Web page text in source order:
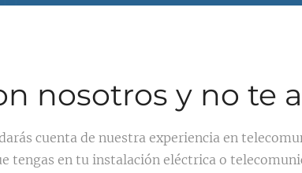
nosotros y no te
cuenta de nuestra experiencia en
tengas en tu instalación eléctrica o